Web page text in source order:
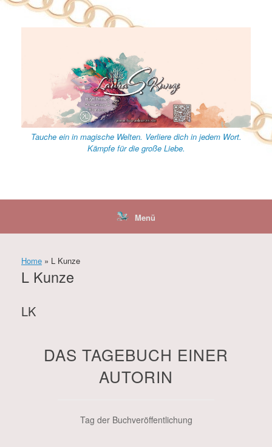
Zum
springen
Tauche ein in magische Welten. Verliere dich in jedem Wort.
Kämpfe für die große Liebe.
Menü
Home » L Kunze
L Kunze
LK
DAS TAGEBUCH EINER
AUTORIN
Tag der Buchveröffentlichung